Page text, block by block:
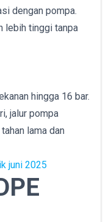
dengan pompa.
lebih tinggi tanpa
hingga 16 bar.
jalur pompa
lama dan
juni 2025